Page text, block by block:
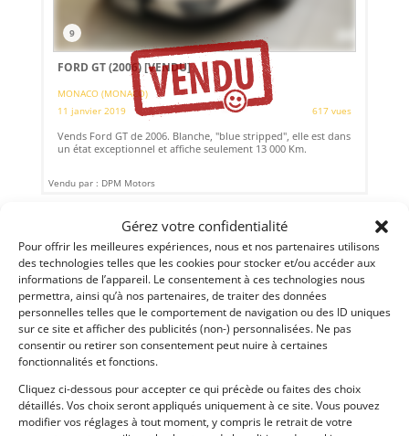
Gérez votre confidentialité
Pour offrir les meilleures expériences, nous et nos partenaires utilisons
des technologies telles que les cookies pour stocker et/ou accéder aux
informations de l’appareil. Le consentement à ces technologies nous
permettra, ainsi qu’à nos partenaires, de traiter des données
personnelles telles que le comportement de navigation ou des ID uniques
sur ce site et afficher des publicités (non-) personnalisées. Ne pas
consentir ou retirer son consentement peut nuire à certaines
fonctionnalités et fonctions.
Cliquez ci-dessous pour accepter ce qui précède ou faites des choix
détaillés. Vos choix seront appliqués uniquement à ce site. Vous pouvez
modifier vos réglages à tout moment, y compris le retrait de votre
9
FORD GT (2006)[VENDU]
MONACO (MONACO)
11 janvier 2019
617 vues
Vends Ford GT de 2006. Blanche, "blue stripped", elle est dans
un état exceptionnel et affiche seulement 13 000 Km.
Vendu par : DPM Motors
10